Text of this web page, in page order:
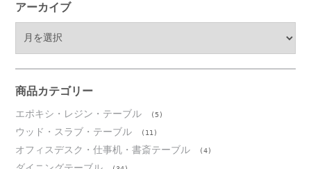
アーカイブ
ブ
商品カテゴリー
エポキシ・レジン・テーブル (5)
ウッド・スラブ・テーブル (11)
オフィスデスク・仕事机・書斎テーブル (4)